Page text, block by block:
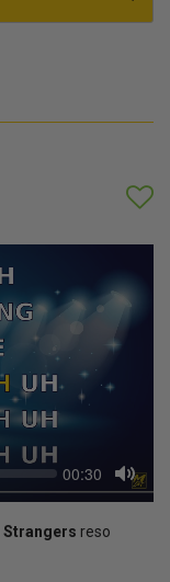
Current
time
00:30
Mute
Strangers reso